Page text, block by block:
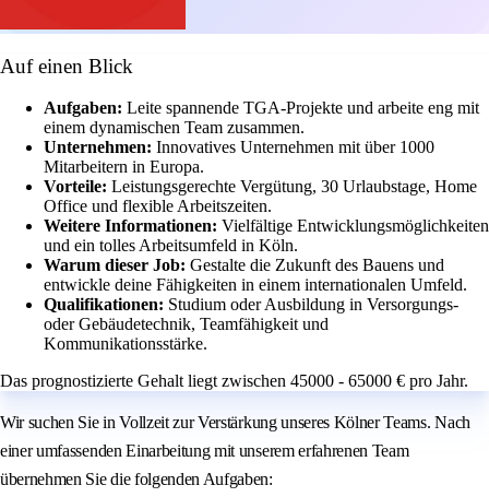
Auf einen Blick
Aufgaben: Leite spannende TGA-Projekte und arbeite eng mit
einem dynamischen Team zusammen.
Unternehmen: Innovatives Unternehmen mit über 1000
Mitarbeitern in Europa.
Vorteile: Leistungsgerechte Vergütung, 30 Urlaubstage, Home
Office und flexible Arbeitszeiten.
Weitere Informationen: Vielfältige Entwicklungsmöglichkeiten
und ein tolles Arbeitsumfeld in Köln.
Warum dieser Job: Gestalte die Zukunft des Bauens und
entwickle deine Fähigkeiten in einem internationalen Umfeld.
Qualifikationen: Studium oder Ausbildung in Versorgungs-
oder Gebäudetechnik, Teamfähigkeit und
Kommunikationsstärke.
Das prognostizierte Gehalt liegt zwischen 45000 - 65000 € pro Jahr.
Wir suchen Sie in Vollzeit zur Verstärkung unseres Kölner Teams. Nach
einer umfassenden Einarbeitung mit unserem erfahrenen Team
übernehmen Sie die folgenden Aufgaben: